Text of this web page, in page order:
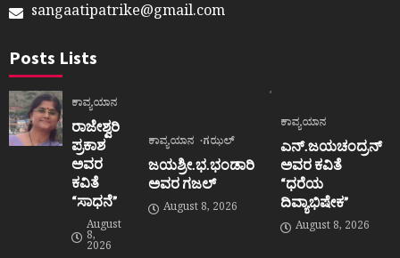
sangaatipatrike@gmail.com
Posts Lists
ಕಾವ್ಯಯಾನ
ರಾಜೇಶ್ವರಿ
ಪ್ರಕಾಶ
ಅವರ
ಕವಿತೆ
“ಸಾಧನೆ”
August
8,
2026
ಕಾವ್ಯಯಾನ ಗಝಲ್
ಜಯಶ್ರೀ.ಭ.ಭಂಡಾರಿ
ಅವರ ಗಜಲ್
August 8, 2026
ಕಾವ್ಯಯಾನ
ಎನ್.ಜಯಚಂದ್ರನ್
ಅವರ ಕವಿತೆ
“ಧರೆಯ
ದಿವ್ಯಾಭಿಷೇಕ”
August 8, 2026